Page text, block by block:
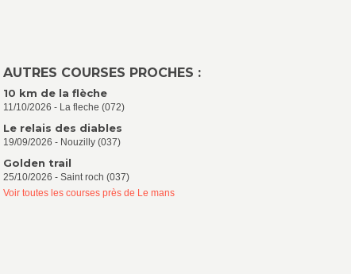
AUTRES COURSES PROCHES :
10 km de la flèche
11/10/2026 - La fleche (072)
Le relais des diables
19/09/2026 - Nouzilly (037)
Golden trail
25/10/2026 - Saint roch (037)
Voir toutes les courses près de Le mans